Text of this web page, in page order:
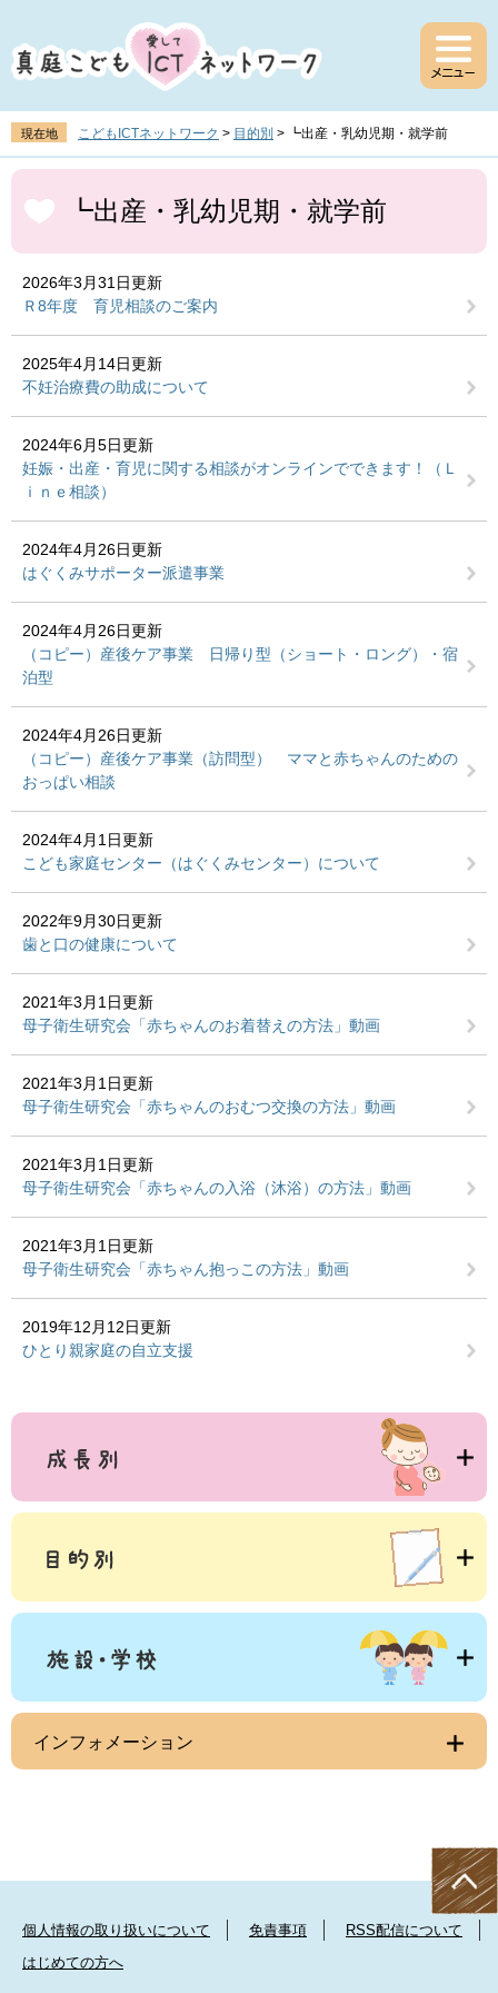
ジ
の
頭
す
ュ
ー
飛
し
文
現在地 こどもICTネットワーク > 目的別 > ┗出産・乳幼児期・就学前
本
文
┗出産・乳幼児期・就学前
2026年3月31日更新
Ｒ8年度 育児相談のご案内
2025年4月14日更新
不妊治療費の助成について
2024年6月5日更新
妊娠・出産・育児に関する相談がオンラインでできます！（Ｌ
ｉｎｅ相談）
2024年4月26日更新
はぐくみサポーター派遣事業
2024年4月26日更新
（コピー）産後ケア事業 日帰り型（ショート・ロング）・宿
泊型
2024年4月26日更新
（コピー）産後ケア事業（訪問型） ママと赤ちゃんのための
おっぱい相談
2024年4月1日更新
こども家庭センター（はぐくみセンター）について
2022年9月30日更新
歯と口の健康について
2021年3月1日更新
母子衛生研究会「赤ちゃんのお着替えの方法」動画
2021年3月1日更新
母子衛生研究会「赤ちゃんのおむつ交換の方法」動画
2021年3月1日更新
母子衛生研究会「赤ちゃんの入浴（沐浴）の方法」動画
2021年3月1日更新
母子衛生研究会「赤ちゃん抱っこの方法」動画
2019年12月12日更新
ひとり親家庭の自立支援
インフォメーション
個人情報の取り扱いについて 免責事項
RSS配信について
はじめての方へ